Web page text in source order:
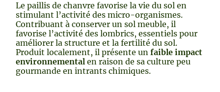
Le paillis de chanvre favorise la vie du sol en
stimulant l’activité des micro-organismes.
Contribuant à conserver un sol meuble, il
favorise l’activité des lombrics, essentiels pour
améliorer la structure et la fertilité du sol.
Produit localement, il présente un faible impact
environnemental en raison de sa culture peu
gourmande en intrants chimiques.